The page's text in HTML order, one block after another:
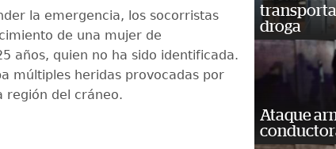
la emergencia, los socorristas
de una mujer de
años, quien no ha sido identificada.
múltiples heridas provocadas por
región del cráneo.
droga
Ataque